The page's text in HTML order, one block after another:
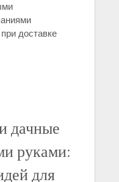
доставке
дачные
руками:
для